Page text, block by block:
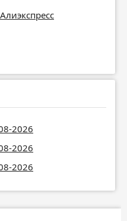
2026
2026
2026